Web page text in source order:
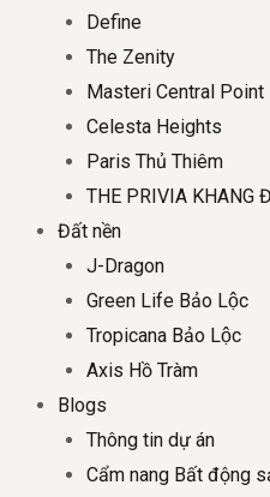
Define
The Zenity
Masteri Central Point
Celesta Heights
Paris Thủ Thiêm
THE PRIVIA KHANG
Đất nền
J-Dragon
Green Life Bảo Lộc
Tropicana Bảo Lộc
Axis Hồ Tràm
Blogs
Thông tin dự án
Cẩm nang Bất động